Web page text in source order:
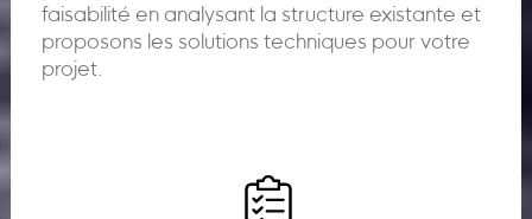
faisabilité en analysant la structure existante et
proposons les solutions techniques pour votre
projet.